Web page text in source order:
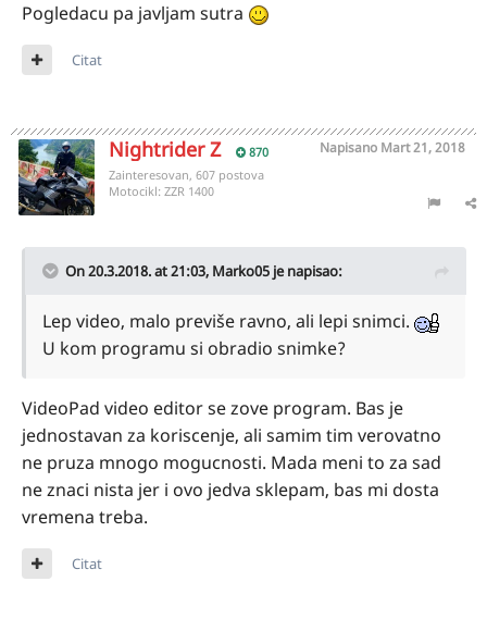
Pogledacu pa javljam sutra
Citat
Nightrider Z 870 Napisano Mart 21, 2018
Zainteresovan, 607 postova
Motocikl: ZZR 1400
On 20.3.2018. at 21:03, Marko05 je napisao:
Lep video, malo previše ravno, ali lepi snimci.
U kom programu si obradio snimke?
VideoPad video editor se zove program. Bas je
jednostavan za koriscenje, ali samim tim verovatno
ne pruza mnogo mogucnosti. Mada meni to za sad
ne znaci nista jer i ovo jedva sklepam, bas mi dosta
vremena treba.
Citat